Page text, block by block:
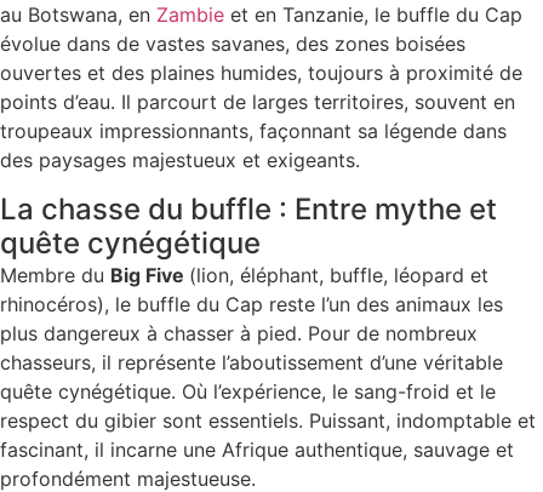
au Botswana, en Zambie et en Tanzanie, le buffle du Cap
évolue dans de vastes savanes, des zones boisées
ouvertes et des plaines humides, toujours à proximité de
points d’eau. Il parcourt de larges territoires, souvent en
troupeaux impressionnants, façonnant sa légende dans
des paysages majestueux et exigeants.
La chasse du buffle : Entre mythe et
quête cynégétique
Membre du Big Five (lion, éléphant, buffle, léopard et
rhinocéros), le buffle du Cap reste l’un des animaux les
plus dangereux à chasser à pied. Pour de nombreux
chasseurs, il représente l’aboutissement d’une véritable
quête cynégétique. Où l’expérience, le sang-froid et le
respect du gibier sont essentiels. Puissant, indomptable et
fascinant, il incarne une Afrique authentique, sauvage et
profondément majestueuse.